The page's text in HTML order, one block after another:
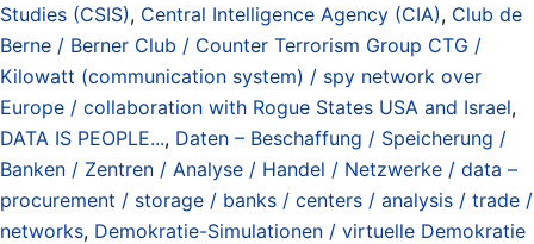
Studies (CSIS), Central Intelligence Agency (CIA), Club de
Berne / Berner Club / Counter Terrorism Group CTG /
Kilowatt (communication system) / spy network over
Europe / collaboration with Rogue States USA and Israel,
DATA IS PEOPLE..., Daten – Beschaffung / Speicherung /
Banken / Zentren / Analyse / Handel / Netzwerke / data –
procurement / storage / banks / centers / analysis / trade /
networks, Demokratie-Simulationen / virtuelle Demokratie